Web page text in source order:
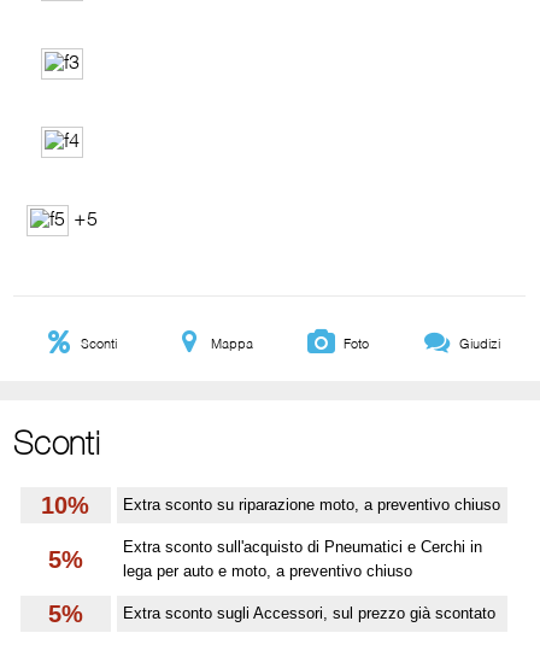
+5
Sconti Mappa Foto Giudizi
Sconti
10% Extra sconto su riparazione moto, a preventivo chiuso
5%
Extra sconto sull'acquisto di Pneumatici e Cerchi in
lega per auto e moto, a preventivo chiuso
5% Extra sconto sugli Accessori, sul prezzo già scontato